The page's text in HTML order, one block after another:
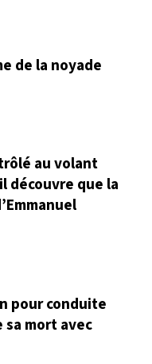
de la noyade
au volant
découvre que la
pour conduite
sa mort avec